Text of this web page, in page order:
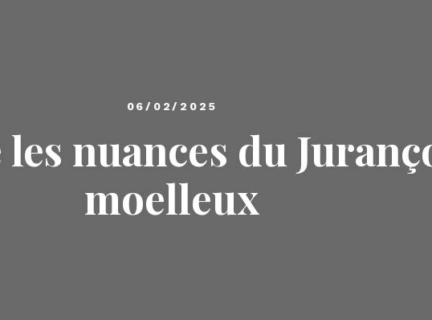
06/02/2025
nuances du
moelleux